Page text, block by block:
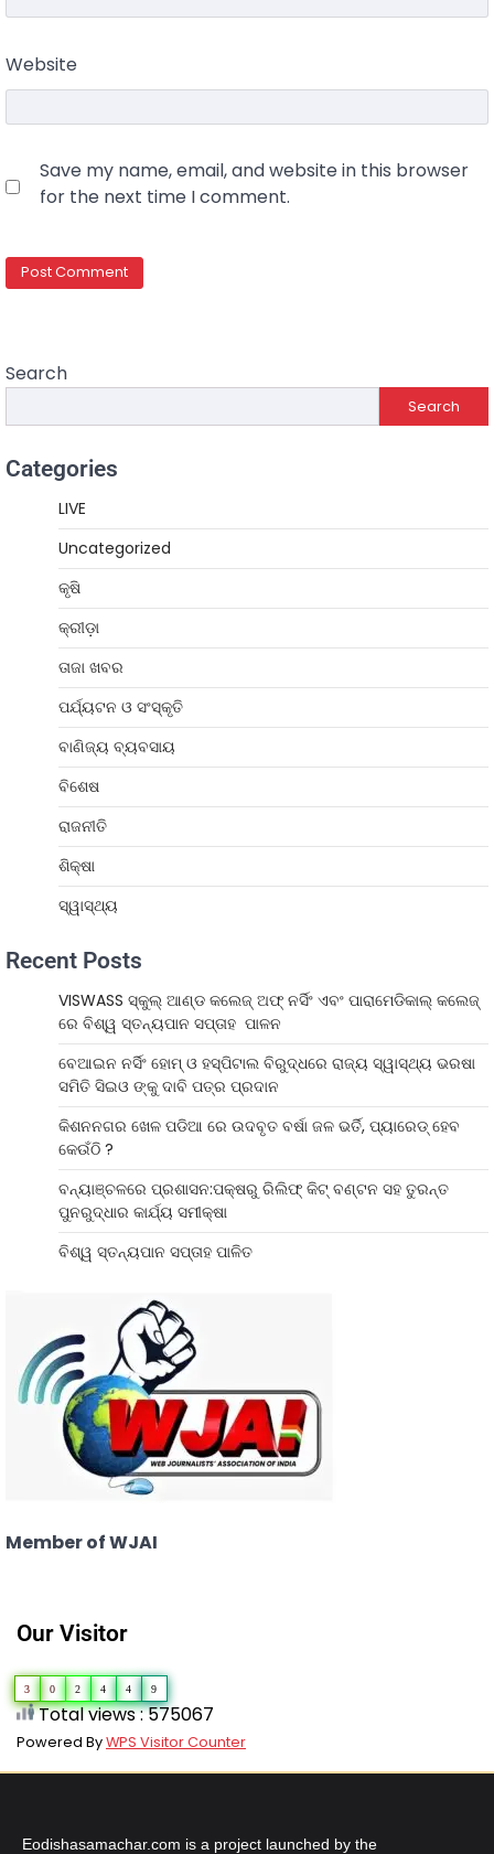
Website
Save my name, email, and website in this browser
for the next time I comment.
Search
Search
Categories
LIVE
Uncategorized
କୃଷି
କ୍ରୀଡ଼ା
ତାଜା ଖବର
ପର୍ଯ୍ୟଟନ ଓ ସଂସ୍କୃତି
ବାଣିଜ୍ୟ ବ୍ୟବସାୟ
ବିଶେଷ
ରାଜନୀତି
ଶିକ୍ଷା
ସ୍ୱାସ୍ଥ୍ୟ
Recent Posts
VISWASS ସ୍କୁଲ୍ ଆଣ୍ଡ କଲେଜ୍ ଅଫ୍ ନର୍ସିଂ ଏବଂ ପାରାମେଡିକାଲ୍ କଲେଜ୍
ରେ ବିଶ୍ୱ ସ୍ତନ୍ୟପାନ ସପ୍ତାହ ପାଳନ
ବେଆଇନ ନର୍ସିଂ ହୋମ୍ ଓ ହସ୍ପିଟାଲ ବିରୁଦ୍ଧରେ ରାଜ୍ୟ ସ୍ୱାସ୍ଥ୍ୟ ଭରଷା
ସମିତି ସିଇଓ ଙ୍କୁ ଦାବି ପତ୍ର ପ୍ରଦାନ
କିଶନନଗର ଖେଳ ପଡିଆ ରେ ଉଦବୃତ ବର୍ଷା ଜଳ ଭର୍ତି, ପ୍ୟାରେଡ୍ ହେବ
କେଉଁଠି ?
ବନ୍ୟାଞ୍ଚଳରେ ପ୍ରଶାସନ:ପକ୍ଷରୁ ରିଲିଫ୍ କିଟ୍ ବଣ୍ଟନ ସହ ତୁରନ୍ତ
ପୁନରୁଦ୍ଧାର କାର୍ଯ୍ୟ ସମୀକ୍ଷା
ବିଶ୍ୱ ସ୍ତନ୍ୟପାନ ସପ୍ତାହ ପାଳିତ
Member of WJAI
Our Visitor
3 0 2 4 4 9
Total views : 575067
Powered ByWPS Visitor Counter
Eodishasamachar.com is a project launched by the